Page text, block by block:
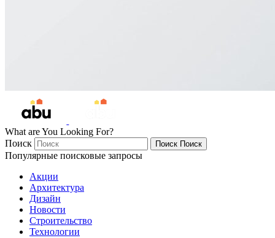
What are You Looking For?
Поиск
Поиск Поиск
Популярные поисковые запросы
Акции
Архитектура
Дизайн
Новости
Строительство
Технологии